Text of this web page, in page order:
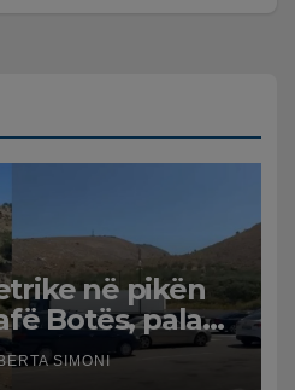
në pikën
Botës, pala
defekt në
mbeten të
SIMONI